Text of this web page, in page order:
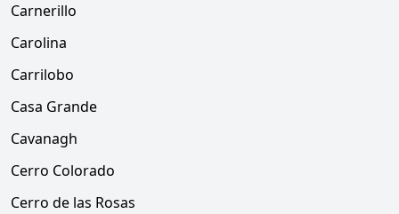
Carnerillo
Carolina
Carrilobo
Casa Grande
Cavanagh
Cerro Colorado
Cerro de las Rosas